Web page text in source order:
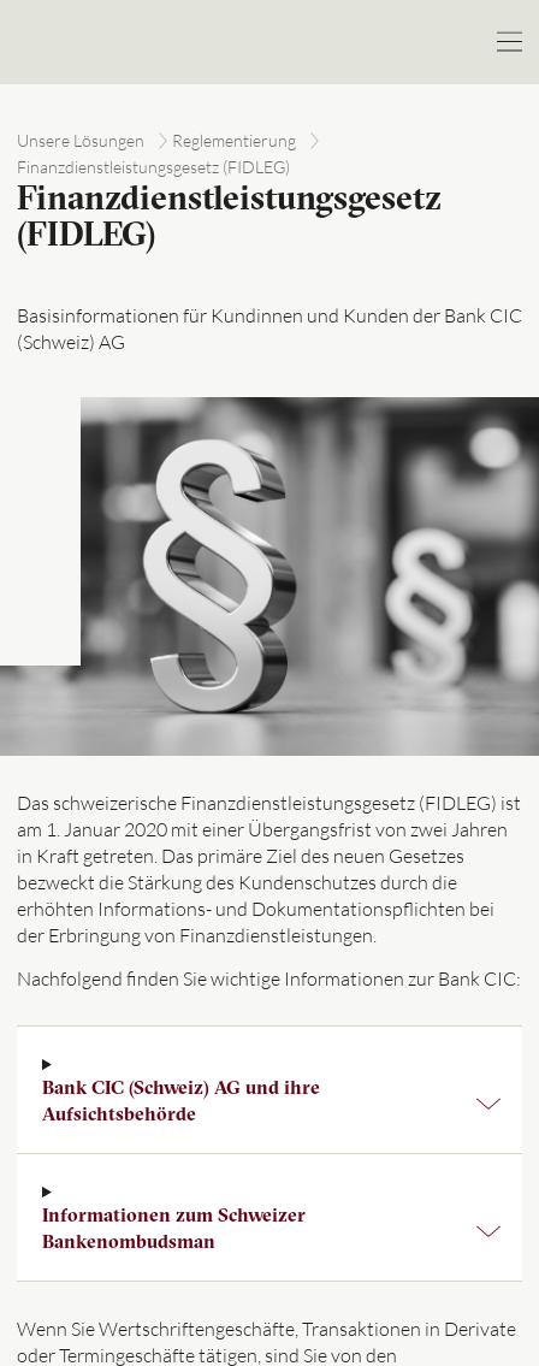
Unsere Lösungen
Reglementierung
Finanzdienstleistungsgesetz (FIDLEG)
Finanzdienstleistungsgesetz
(FIDLEG)
Basisinformationen für Kundinnen und Kunden der Bank CIC
(Schweiz) AG
Das schweizerische Finanzdienstleistungsgesetz (FIDLEG) ist
am 1. Januar 2020 mit einer Übergangsfrist von zwei Jahren
in Kraft getreten. Das primäre Ziel des neuen Gesetzes
bezweckt die Stärkung des Kundenschutzes durch die
erhöhten Informations- und Dokumentationspflichten bei
der Erbringung von Finanzdienstleistungen.
Nachfolgend finden Sie wichtige Informationen zur Bank CIC:
Bank CIC (Schweiz) AG und ihre
Aufsichtsbehörde
Informationen zum Schweizer
Bankenombudsman
Wenn Sie Wertschriftengeschäfte, Transaktionen in Derivate
oder Termingeschäfte tätigen, sind Sie von den